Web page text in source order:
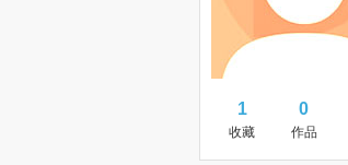
1
收藏
0
作品